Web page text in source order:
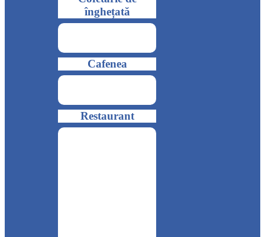
înghețată
Cafenea
Restaurant